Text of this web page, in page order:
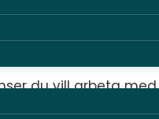
de projekt vi
du vill arbeta med.